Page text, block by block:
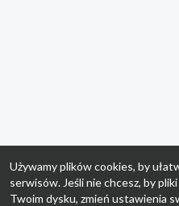
Używamy plików cookies, by
serwisów. Jeśli nie chcesz, by
Twoim dysku, zmień ustawienia